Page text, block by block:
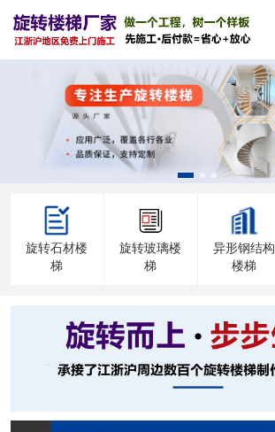
旋转石材楼
梯
旋转玻璃楼
梯
异形钢结构
楼梯